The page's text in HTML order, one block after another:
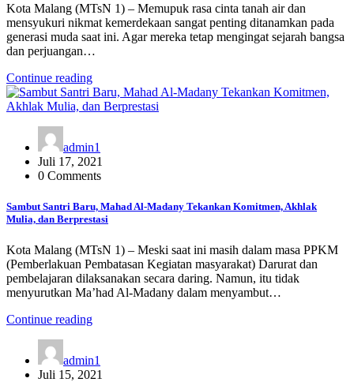
Kota Malang (MTsN 1) – Memupuk rasa cinta tanah air dan
mensyukuri nikmat kemerdekaan sangat penting ditanamkan pada
generasi muda saat ini. Agar mereka tetap mengingat sejarah bangsa
dan perjuangan…
Continue reading
admin1
Juli 17, 2021
0 Comments
Sambut Santri Baru, Mahad Al-Madany Tekankan Komitmen, Akhlak
Mulia, dan Berprestasi
Kota Malang (MTsN 1) – Meski saat ini masih dalam masa PPKM
(Pemberlakuan Pembatasan Kegiatan masyarakat) Darurat dan
pembelajaran dilaksanakan secara daring. Namun, itu tidak
menyurutkan Ma’had Al-Madany dalam menyambut…
Continue reading
admin1
Juli 15, 2021